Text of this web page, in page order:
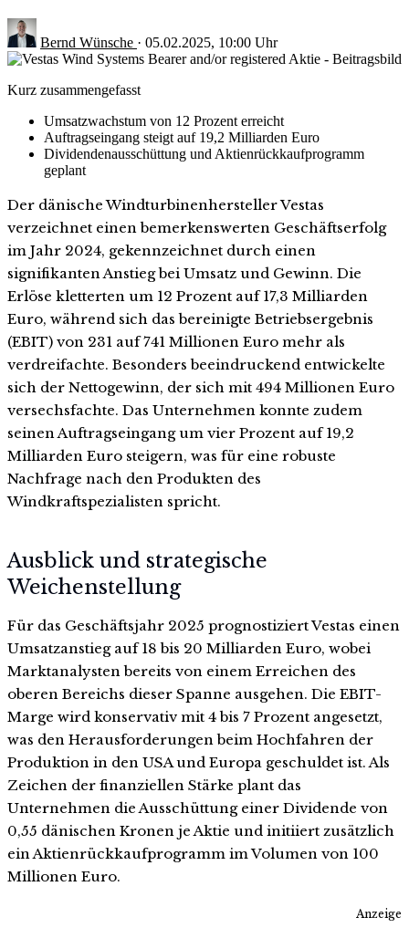
Bernd Wünsche · 05.02.2025, 10:00 Uhr
Kurz zusammengefasst
Umsatzwachstum von 12 Prozent erreicht
Auftragseingang steigt auf 19,2 Milliarden Euro
Dividendenausschüttung und Aktienrückkaufprogramm
geplant
Der dänische Windturbinenhersteller Vestas
verzeichnet einen bemerkenswerten Geschäftserfolg
im Jahr 2024, gekennzeichnet durch einen
signifikanten Anstieg bei Umsatz und Gewinn. Die
Erlöse kletterten um 12 Prozent auf 17,3 Milliarden
Euro, während sich das bereinigte Betriebsergebnis
(EBIT) von 231 auf 741 Millionen Euro mehr als
verdreifachte. Besonders beeindruckend entwickelte
sich der Nettogewinn, der sich mit 494 Millionen Euro
versechsfachte. Das Unternehmen konnte zudem
seinen Auftragseingang um vier Prozent auf 19,2
Milliarden Euro steigern, was für eine robuste
Nachfrage nach den Produkten des
Windkraftspezialisten spricht.
Ausblick und strategische
Weichenstellung
Für das Geschäftsjahr 2025 prognostiziert Vestas einen
Umsatzanstieg auf 18 bis 20 Milliarden Euro, wobei
Marktanalysten bereits von einem Erreichen des
oberen Bereichs dieser Spanne ausgehen. Die EBIT-
Marge wird konservativ mit 4 bis 7 Prozent angesetzt,
was den Herausforderungen beim Hochfahren der
Produktion in den USA und Europa geschuldet ist. Als
Zeichen der finanziellen Stärke plant das
Unternehmen die Ausschüttung einer Dividende von
0,55 dänischen Kronen je Aktie und initiiert zusätzlich
ein Aktienrückkaufprogramm im Volumen von 100
Millionen Euro.
Anzeige